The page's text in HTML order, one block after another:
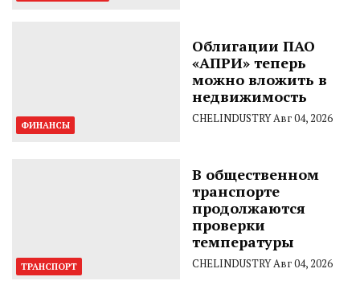
ФИНАНСЫ
Облигации ПАО
«АПРИ» теперь
можно вложить в
недвижимость
CHELINDUSTRYАвг 04, 2026
ТРАНСПОРТ
В общественном
транспорте
продолжаются
проверки
температуры
CHELINDUSTRYАвг 04, 2026